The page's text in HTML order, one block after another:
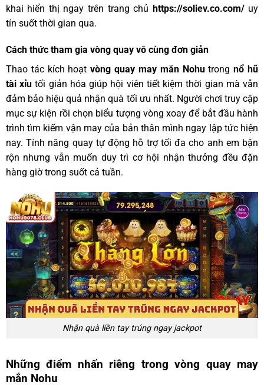
khai hiển thị ngay trên trang chủ https://soliev.co.com/uy
tín suốt thời gian qua.
Cách thức tham gia vòng quay vô cùng đơn giản
Thao tác kích hoạtvòng quay may mắn Nohutrongnổ hũ
tài xỉu tối giản hóa giúp hội viên tiết kiệm thời gian mà vẫn
đảm bảo hiệu quả nhận quà tối ưu nhất. Người chơi truy cập
mục sự kiện rồi chọn biểu tượng vòng xoay để bắt đầu hành
trình tìm kiếm vận may của bản thân mình ngay lập tức hiện
nay. Tính năng quay tự động hỗ trợ tối đa cho anh em bận
rộn nhưng vẫn muốn duy trì cơ hội nhận thưởng đều đặn
hàng giờ trong suốt cả tuần.
Nhận quà liền tay trúng ngay jackpot
Những điểm nhấn riêng trong vòng quay may
mắn Nohu